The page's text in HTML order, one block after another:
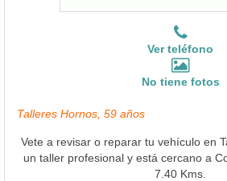
Ver teléfono
No tiene fotos
Talleres Hornos, 59 años
Vete a revisar o reparar tu vehículo en
un taller profesional y está cercano a
7.40 Kms.